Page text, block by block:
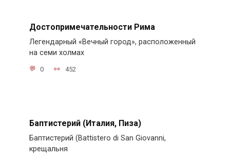
Достопримечательности Рима
Легендарный «Вечный город», расположенный
на семи холмах
0 452
Баптистерий (Италия, Пиза)
Баптистерий (Battistero di San Giovanni,
крещальня